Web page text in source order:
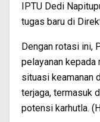
IPTU Dedi
tugas baru di
Dengan rotasi ini,
pelayanan
situasi keamanan
terjaga, termasuk
potensi karhutla.